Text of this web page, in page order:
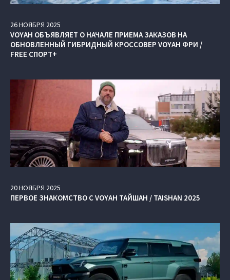
26НОЯБРЯ 2025
VOYAH ОБЪЯВЛЯЕТ О НАЧАЛЕ ПРИЕМА ЗАКАЗОВ НА
ОБНОВЛЕННЫЙ ГИБРИДНЫЙ КРОССОВЕР VOYAH ФРИ /
FREE СПОРТ+
20НОЯБРЯ 2025
ПЕРВОЕ ЗНАКОМСТВО С VOYAH ТАЙШАН / TAISHAN 2025